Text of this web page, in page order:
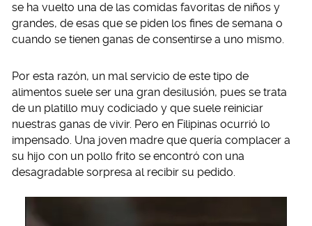
se ha vuelto una de las comidas favoritas de niños y
grandes, de esas que se piden los fines de semana o
cuando se tienen ganas de consentirse a uno mismo.
Por esta razón, un mal servicio de este tipo de
alimentos suele ser una gran desilusión, pues se trata
de un platillo muy codiciado y que suele reiniciar
nuestras ganas de vivir. Pero en Filipinas ocurrió lo
impensado. Una joven madre que quería complacer a
su hijo con un pollo frito se encontró con una
desagradable sorpresa al recibir su pedido.